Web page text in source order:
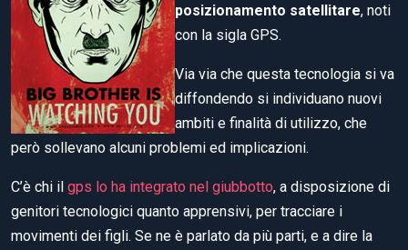
posizionamento satellitare, noti
con la sigla GPS.
Via via che questa tecnologia si va
diffondendo si individuano nuovi
ambiti e finalità di utilizzo, che
però sollevano alcuni problemi ed implicazioni.
C’è chi il gps lo ha integrato nel giubbotto, a disposizione di
genitori tecnologici quanto apprensivi, per tracciare i
movimenti dei figli. Se ne è parlato da più parti, e a dire la